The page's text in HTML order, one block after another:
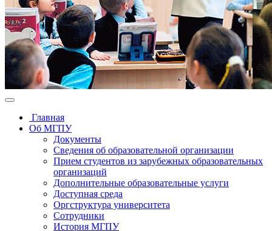
Главная
Об МГПУ
Документы
Сведения об образовательной организации
Прием студентов из зарубежных образовательных
организаций
Дополнительные образовательные услуги
Доступная среда
Оргструктура университета
Сотрудники
История МГПУ